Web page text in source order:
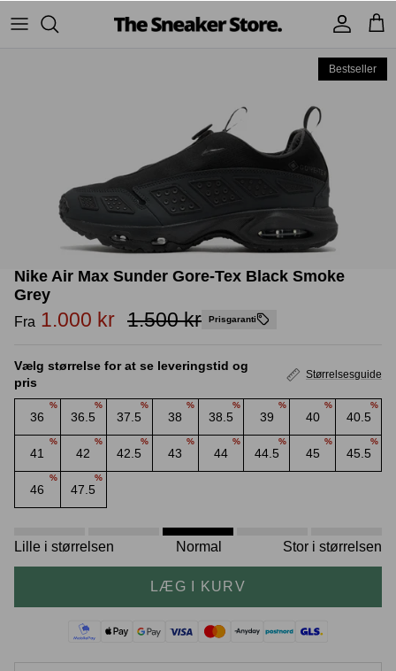
Jordans
Andre brands
BAPE - A Bathing Ape
TSS Collection
Accessories Sneaker boks
Crease protectors
Bestseller
Nike Air Max Sunder Gore-Tex Black Smoke
Grey
Fra 1.000 kr 1.500 kr Prisgaranti
Vælg størrelse for at se leveringstid og
pris
Størrelsesguide
36
%
36.5
%
37.5
%
38
%
38.5
%
39
%
40
%
40.5
%
41
%
42
%
42.5
%
43
%
44
%
44.5
%
45
%
45.5
%
46
%
47.5
%
Lille i størrelsen Normal Stor i størrelsen
LÆG I KURV